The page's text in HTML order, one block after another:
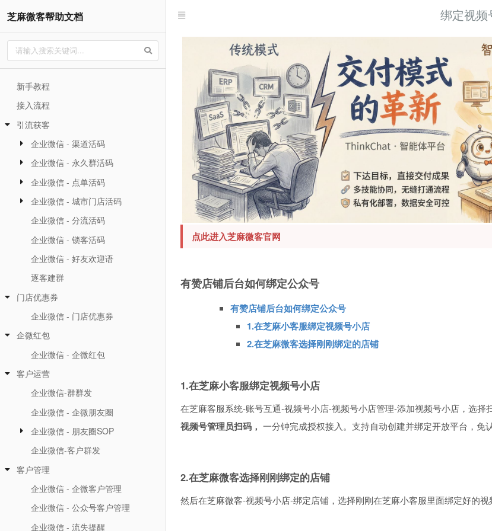
芝麻微客帮助文档
新手教程
接入流程
引流获客
企业微信 - 渠道活码
企业微信 - 永久群活码
企业微信 - 点单活码
企业微信 - 城市门店活码
企业微信 - 分流活码
企业微信 - 锁客活码
企业微信 - 好友欢迎语
逐客建群
门店优惠券
企业微信 - 门店优惠券
企微红包
企业微信 - 企微红包
客户运营
企业微信-群群发
企业微信 - 企微朋友圈
企业微信 - 朋友圈SOP
企业微信-客户群发
客户管理
企业微信 - 企微客户管理
企业微信 - 公众号客户管理
企业微信 - 流失提醒
绑定视频
点此进入芝麻微客官网
有赞店铺后台如何绑定公众号
有赞店铺后台如何绑定公众号
1.在芝麻小客服绑定视频号小店
2.在芝麻微客选择刚刚绑定的店铺
1.在芝麻小客服绑定视频号小店
在芝麻客服系统-账号互通-视频号小店-视频号小店管理-添加视频号小店，选择
视频号管理员扫码， 一分钟完成授权接入。支持自动创建并绑定开放平台，免
2.在芝麻微客选择刚刚绑定的店铺
然后在芝麻微客-视频号小店-绑定店铺，选择刚刚在芝麻小客服里面绑定好的视